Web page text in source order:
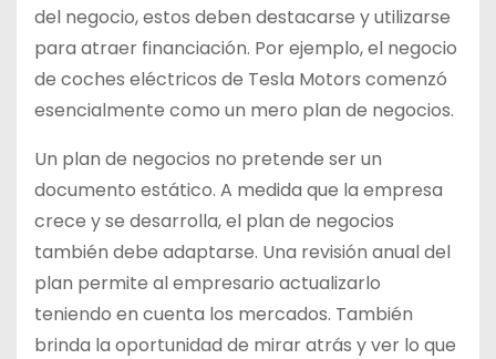
del negocio, estos deben destacarse y utilizarse
para atraer financiación. Por ejemplo, el negocio
de coches eléctricos de Tesla Motors comenzó
esencialmente como un mero plan de negocios.
Un plan de negocios no pretende ser un
documento estático. A medida que la empresa
crece y se desarrolla, el plan de negocios
también debe adaptarse. Una revisión anual del
plan permite al empresario actualizarlo
teniendo en cuenta los mercados. También
brinda la oportunidad de mirar atrás y ver lo que